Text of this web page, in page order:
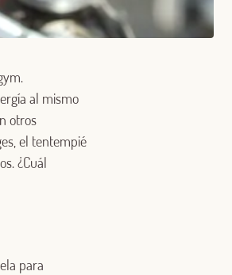
al mismo
otros
el tentempié
¿Cuál
para